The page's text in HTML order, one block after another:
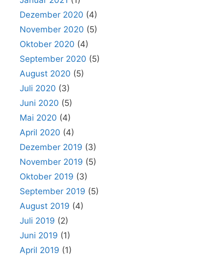
Dezember 2020 (4)
November 2020 (5)
Oktober 2020 (4)
September 2020 (5)
August 2020 (5)
Juli 2020 (3)
Juni 2020 (5)
Mai 2020 (4)
April 2020 (4)
Dezember 2019 (3)
November 2019 (5)
Oktober 2019 (3)
September 2019 (5)
August 2019 (4)
Juli 2019 (2)
Juni 2019 (1)
April 2019 (1)